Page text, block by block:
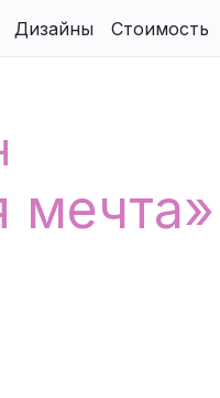
Дизайны Стоимость
мечта»